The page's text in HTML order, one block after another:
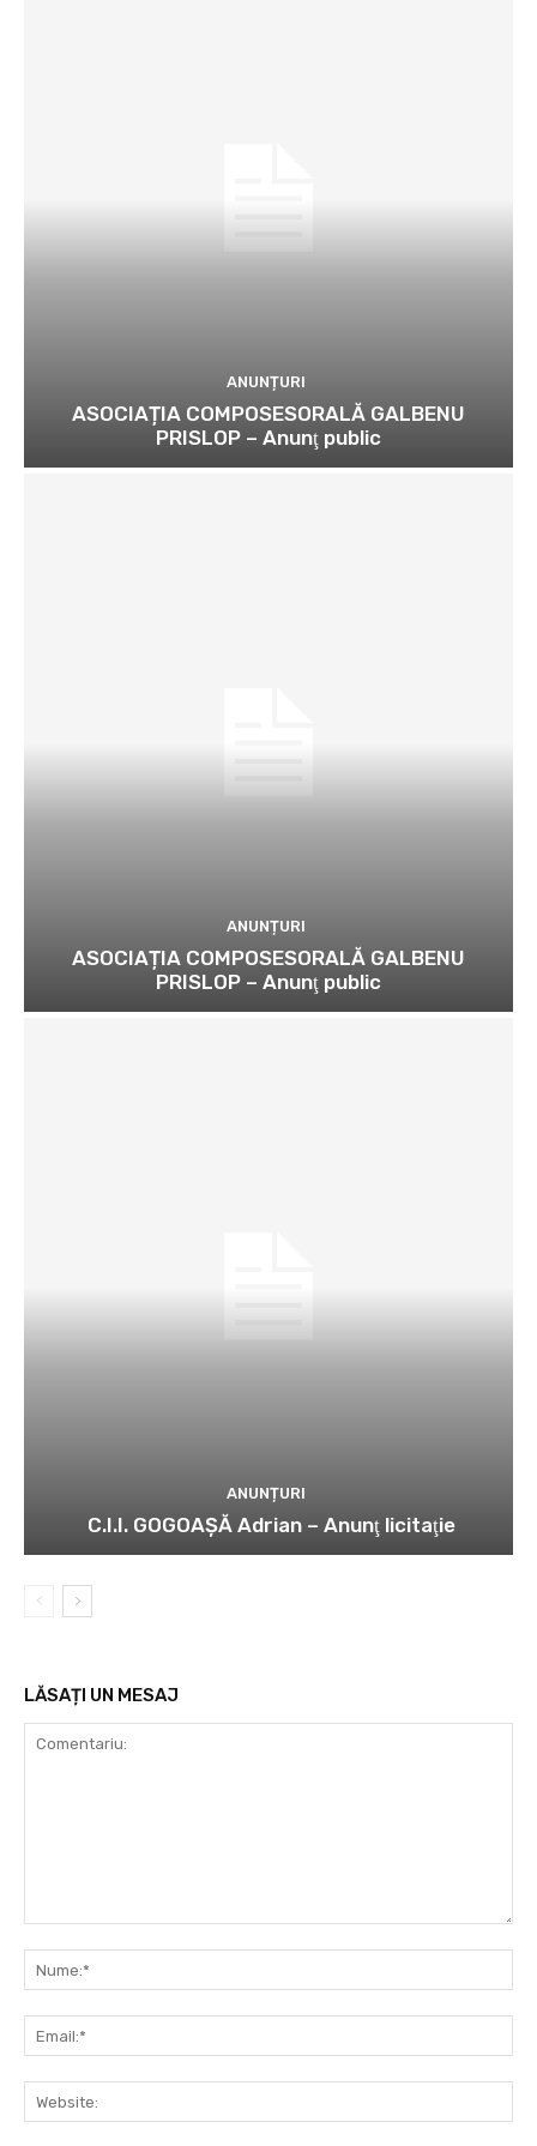
ANUNȚURI
ASOCIAȚIA COMPOSESORALĂ GALBENU
PRISLOP – Anunţ public
ANUNȚURI
ASOCIAȚIA COMPOSESORALĂ GALBENU
PRISLOP – Anunţ public
ANUNȚURI
C.I.I. GOGOAŞĂ Adrian – Anunţ licitaţie
LĂSAȚI UN MESAJ